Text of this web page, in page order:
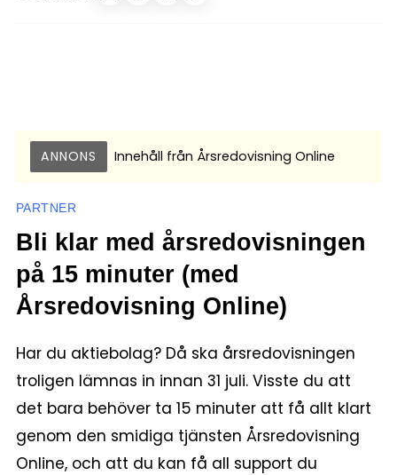
ANNONS Innehåll från Årsredovisning Online
PARTNER
Bli klar med årsredovisningen
på 15 minuter (med
Årsredovisning Online)
Har du aktiebolag? Då ska årsredovisningen
troligen lämnas in innan 31 juli. Visste du att
det bara behöver ta 15 minuter att få allt klart
genom den smidiga tjänsten Årsredovisning
Online, och att du kan få all support du